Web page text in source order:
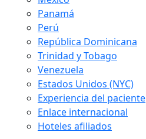
Panamá
Perú
República Dominicana
Trinidad y Tobago
Venezuela
Estados Unidos (NYC)
Experiencia del paciente
Enlace internacional
Hoteles afiliados